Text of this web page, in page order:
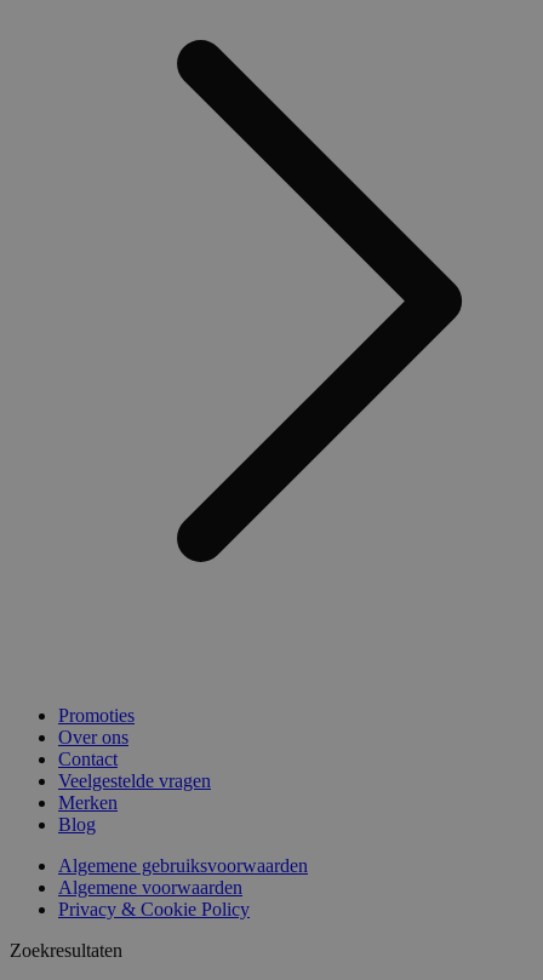
Promoties
Over ons
Contact
Veelgestelde vragen
Merken
Blog
Algemene gebruiksvoorwaarden
Algemene voorwaarden
Privacy & Cookie Policy
Zoekresultaten